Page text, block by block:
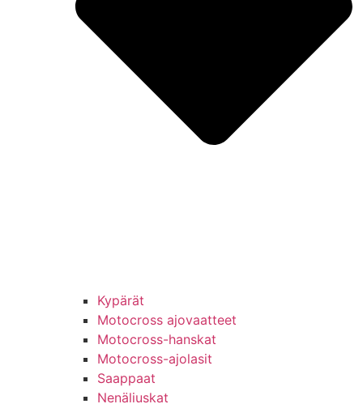
Kypärät
Motocross ajovaatteet
Motocross-hanskat
Motocross-ajolasit
Saappaat
Nenäliuskat